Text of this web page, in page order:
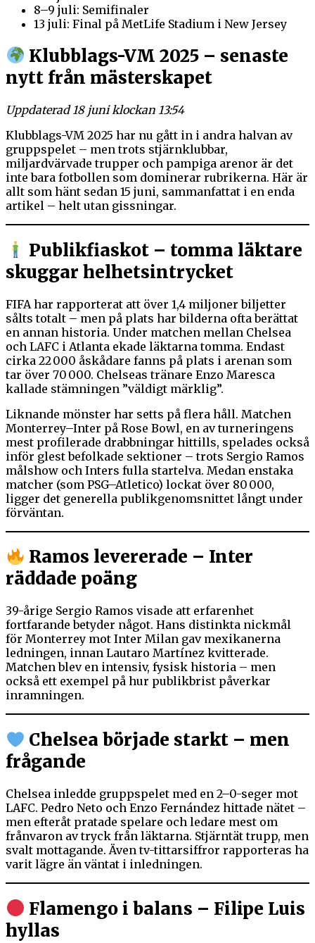
8–9 juli: Semifinaler
13 juli: Final på MetLife Stadium i New Jersey
Klubblags-VM 2025 – senaste
nytt från mästerskapet
Uppdaterad 18 juni klockan 13:54
Klubblags-VM 2025 har nu gått in i andra halvan av
gruppspelet – men trots stjärnklubbar,
miljardvärvade trupper och pampiga arenor är det
inte bara fotbollen som dominerar rubrikerna. Här är
allt som hänt sedan 15 juni, sammanfattat i en enda
artikel – helt utan gissningar.
Publikfiaskot – tomma läktare
skuggar helhetsintrycket
FIFA har rapporterat att över 1,4 miljoner biljetter
sålts totalt – men på plats har bilderna ofta berättat
en annan historia. Under matchen mellan Chelsea
och LAFC i Atlanta ekade läktarna tomma. Endast
cirka 22 000 åskådare fanns på plats i arenan som
tar över 70 000. Chelseas tränare Enzo Maresca
kallade stämningen ”väldigt märklig”.
Liknande mönster har setts på flera håll. Matchen
Monterrey–Inter på Rose Bowl, en av turneringens
mest profilerade drabbningar hittills, spelades också
inför glest befolkade sektioner – trots Sergio Ramos
målshow och Inters fulla startelva. Medan enstaka
matcher (som PSG–Atletico) lockat över 80 000,
ligger det generella publikgenomsnittet långt under
förväntan.
Ramos levererade – Inter
räddade poäng
39-årige Sergio Ramos visade att erfarenhet
fortfarande betyder något. Hans distinkta nickmål
för Monterrey mot Inter Milan gav mexikanerna
ledningen, innan Lautaro Martínez kvitterade.
Matchen blev en intensiv, fysisk historia – men
också ett exempel på hur publikbrist påverkar
inramningen.
Chelsea började starkt – men
frågande
Chelsea inledde gruppspelet med en 2–0-seger mot
LAFC. Pedro Neto och Enzo Fernández hittade nätet –
men efteråt pratade spelare och ledare mest om
frånvaron av tryck från läktarna. Stjärntät trupp, men
svalt mottagande. Även tv-tittarsiffror rapporteras ha
varit lägre än väntat i inledningen.
Flamengo i balans – Filipe Luis
hyllas